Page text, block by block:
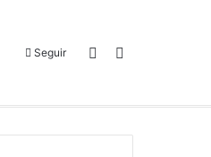
Seguir Switch skin